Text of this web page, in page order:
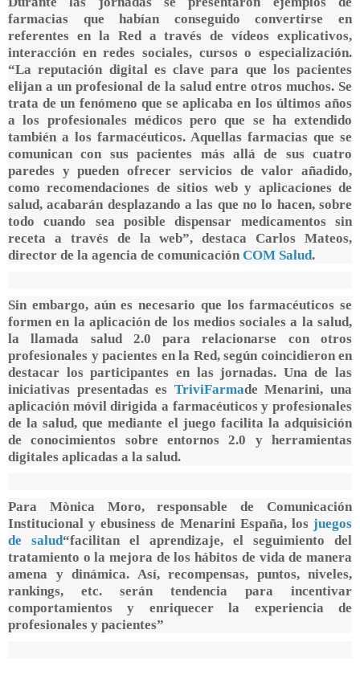
farmacias que habían conseguido convertirse en
referentes en la Red a través de vídeos explicativos,
interacción en redes sociales, cursos o especialización.
“La reputación digital es clave para que los pacientes
elijan a un profesional de la salud entre otros muchos. Se
trata de un fenómeno que se aplicaba en los últimos años
a los profesionales médicos pero que se ha extendido
también a los farmacéuticos. Aquellas farmacias que se
comunican con sus pacientes más allá de sus cuatro
paredes y pueden ofrecer servicios de valor añadido,
como recomendaciones de sitios web y aplicaciones de
salud, acabarán desplazando a las que no lo hacen, sobre
todo cuando sea posible dispensar medicamentos sin
receta a través de la web”, destaca Carlos Mateos,
director de la agencia de comunicación COM Salud.
Sin embargo, aún es necesario que los farmacéuticos se
formen en la aplicación de los medios sociales a la salud,
la llamada salud 2.0 para relacionarse con otros
profesionales y pacientes en la Red, según coincidieron en
destacar los participantes en las jornadas. Una de las
iniciativas presentadas es TriviFarmade Menarini, una
aplicación móvil dirigida a farmacéuticos y profesionales
de la salud, que mediante el juego facilita la adquisición
de conocimientos sobre entornos 2.0 y herramientas
digitales aplicadas a la salud.
Para Mònica Moro, responsable de Comunicación
Institucional y ebusiness de Menarini España, los juegos
de salud“facilitan el aprendizaje, el seguimiento del
tratamiento o la mejora de los hábitos de vida de manera
amena y dinámica. Así, recompensas, puntos, niveles,
rankings, etc. serán tendencia para incentivar
comportamientos y enriquecer la experiencia de
profesionales y pacientes”